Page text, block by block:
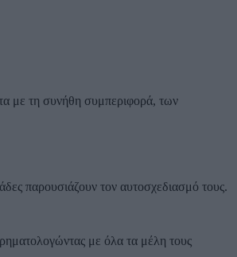
με τη συνήθη συμπεριφορά, των
παρουσιάζουν τον αυτοσχεδιασμό τους.
με όλα τα μέλη τους